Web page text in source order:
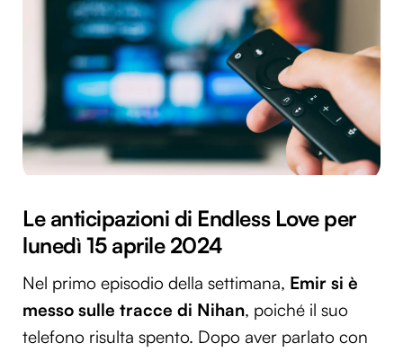
Le anticipazioni di Endless Love per
lunedì 15 aprile 2024
Nel primo episodio della settimana, Emir si è
messo sulle tracce di Nihan, poiché il suo
telefono risulta spento. Dopo aver parlato con